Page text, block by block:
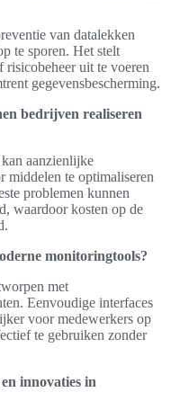
van datalekken
te sporen. Het stelt
uit te voeren
gegevensbescherming.
bedrijven realiseren
aanzienlijke
middelen te optimaliseren
problemen kunnen
waardoor kosten op de
monitoringtools?
met
Eenvoudige interfaces
voor medewerkers op
te gebruiken zonder
innovaties in